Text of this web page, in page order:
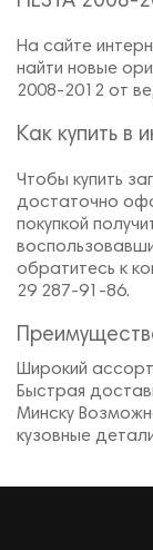
На сайте
найти новые
2008-2012 от
Как купить в
Чтобы купить
достаточно
покупкой
обратитесь к
29 287-91-86.
Широкий
Быстрая
Минску
кузовные